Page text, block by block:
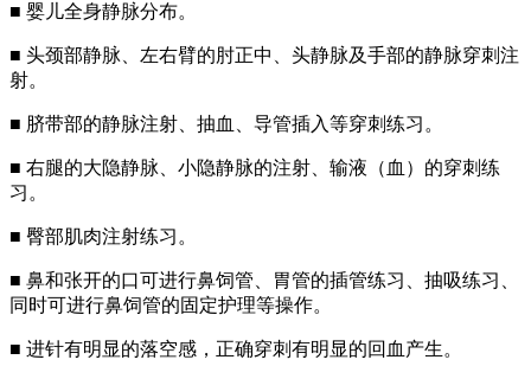
■ 婴儿全身静脉分布。
■ 头颈部静脉、左右臂的肘正中、头静脉及手部的静脉穿刺注
射。
■ 脐带部的静脉注射、抽血、导管插入等穿刺练习。
■ 右腿的大隐静脉、小隐静脉的注射、输液（血）的穿刺练
习。
■ 臀部肌肉注射练习。
■ 鼻和张开的口可进行鼻饲管、胃管的插管练习、抽吸练习、
同时可进行鼻饲管的固定护理等操作。
■ 进针有明显的落空感，正确穿刺有明显的回血产生。